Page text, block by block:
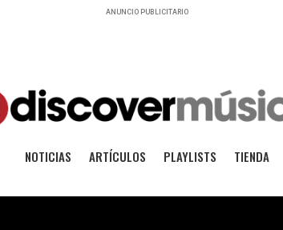
ANUNCIO PUBLICITARIO
NOTICIAS ARTÍCULOS PLAYLISTS TIENDA